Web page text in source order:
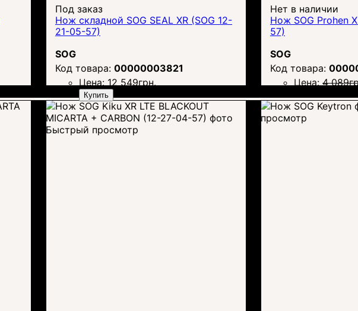
Под заказ
Нож складной SOG SEAL XR (SOG 12-
21-05-57)
SOG
00000003821
Цена: 12 549грн.
Купить
Нет в наличии
Нож SOG Prohen
57)
SOG
Цена: 4 089
Быстрый просмотр
просмотр